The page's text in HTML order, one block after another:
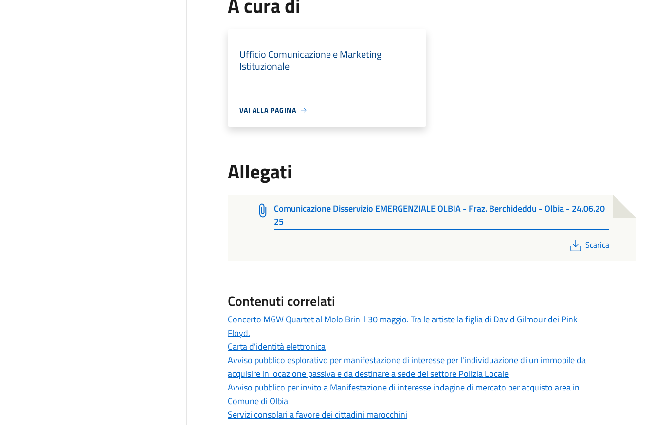
Ufficio Comunicazione e Marketing
Istituzionale
VAI ALLA PAGINA
Allegati
Comunicazione Disservizio EMERGENZIALE OLBIA - Fraz. Berchideddu - Olbia - 24.06.20
25
PDF
Scarica
Contenuti correlati
Concerto MGW Quartet al Molo Brin il 30 maggio. Tra le artiste la figlia di David Gilmour dei Pink
Floyd.
Carta d'identità elettronica
Avviso pubblico esplorativo per manifestazione di interesse per l'individuazione di un immobile da
acquisire in locazione passiva e da destinare a sede del settore Polizia Locale
Avviso pubblico per invito a Manifestazione di interesse indagine di mercato per acquisto area in
Comune di Olbia
Servizi consolari a favore dei cittadini marocchini